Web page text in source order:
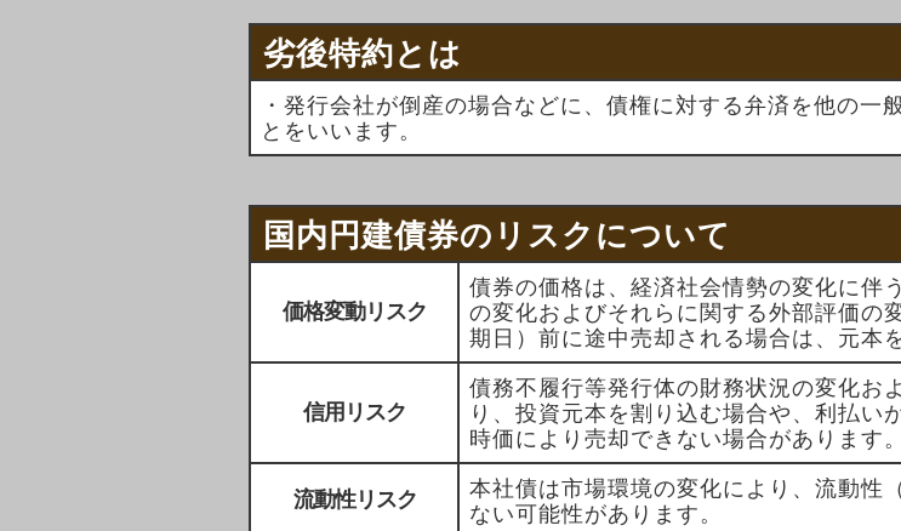
劣後特約とは
・発行会社が倒産の場合などに、債権に対する弁済を他の一
とをいいます。
国内円建債券のリスクについて
価格変動リスク
債券の価格は、経済社会情勢の変化に伴
の変化およびそれらに関する外部評価の
期日）前に途中売却される場合は、元本
信用リスク
債務不履行等発行体の財務状況の変化お
り、投資元本を割り込む場合や、利払い
時価により売却できない場合があります。
流動性リスク
本社債は市場環境の変化により、流動性
ない可能性があります。